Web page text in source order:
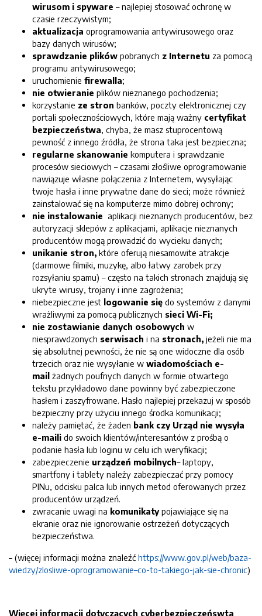
wirusom i spyware – najlepiej stosować ochronę w
czasie rzeczywistym;
aktualizacja oprogramowania antywirusowego oraz
bazy danych wirusów;
sprawdzanie plików pobranych z Internetu za pomocą
programu antywirusowego;
uruchomienie firewalla;
nie otwieranie plików nieznanego pochodzenia;
korzystanie ze stron banków, poczty elektronicznej czy
portali społecznościowych, które mają ważny certyfikat
bezpieczeństwa, chyba, że masz stuprocentową
pewność z innego źródła, że strona taka jest bezpieczna;
regularne skanowanie komputera i sprawdzanie
procesów sieciowych – czasami złośliwe oprogramowanie
nawiązuje własne połączenia z Internetem, wysyłając
twoje hasła i inne prywatne dane do sieci; może również
zainstalować się na komputerze mimo dobrej ochrony;
nie instalowanie aplikacji nieznanych producentów, bez
autoryzacji sklepów z aplikacjami, aplikacje nieznanych
producentów mogą prowadzić do wycieku danych;
unikanie stron, które oferują niesamowite atrakcje
(darmowe filmiki, muzykę, albo łatwy zarobek przy
rozsyłaniu spamu) – często na takich stronach znajdują się
ukryte wirusy, trojany i inne zagrożenia;
niebezpieczne jest logowanie się do systemów z danymi
wrażliwymi za pomocą publicznych sieci Wi-Fi;
nie zostawianie danych osobowych w
niesprawdzonych serwisach i na stronach, jeżeli nie ma
się absolutnej pewności, że nie są one widoczne dla osób
trzecich oraz nie wysyłanie w wiadomościach e-
mail żadnych poufnych danych w formie otwartego
tekstu przykładowo dane powinny być zabezpieczone
hasłem i zaszyfrowane. Hasło najlepiej przekazuj w sposób
bezpieczny przy użyciu innego środka komunikacji;
należy pamiętać, że żaden bank czy Urząd nie wysyła
e-maili do swoich klientów/interesantów z prośbą o
podanie hasła lub loginu w celu ich weryfikacji;
zabezpieczenie urządzeń mobilnych– laptopy,
smartfony i tablety należy zabezpieczać przy pomocy
PINu, odcisku palca lub innych metod oferowanych przez
producentów urządzeń.
zwracanie uwagi na komunikatypojawiające się na
ekranie oraz nie ignorowanie ostrzeżeń dotyczących
bezpieczeństwa.
– (więcej informacji można znaleźć https://www.gov.pl/web/baza-
wiedzy/zlosliwe-oprogramowanie–co-to-takiego-jak-sie-chronic)
Więcej informacji dotyczących cyberbezpieczeńswta